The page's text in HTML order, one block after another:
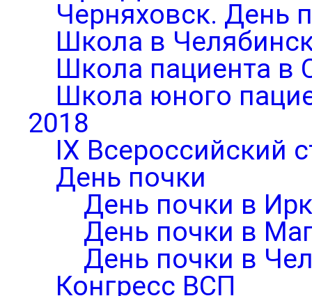
Черняховск. День
Школа в
Школа пациента в
Школа юного
2018
IX Всероссийский
День почки
День почки в
День почки в
День почки в
Конгресс ВСП